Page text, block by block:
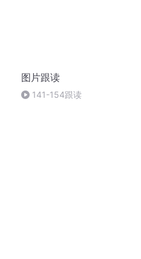
图片跟读
141-154跟读